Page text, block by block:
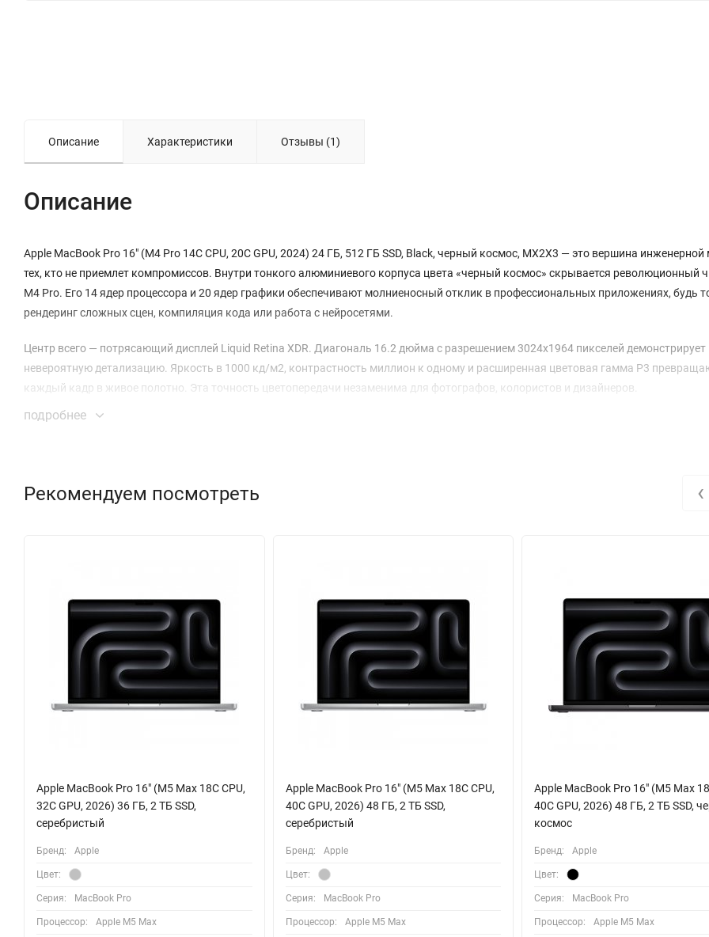
Описание Характеристики Отзывы (1)
Описание
Apple MacBook Pro 16" (M4 Pro 14C CPU, 20C GPU, 2024) 24 ГБ, 512 ГБ SSD, Black, черный космос, MX2X3 — это вершина
тех, кто не приемлет компромиссов. Внутри тонкого алюминиевого корпуса цвета «черный космос» скрывается революционный
M4 Pro. Его 14 ядер процессора и 20 ядер графики обеспечивают молниеносный отклик в профессиональных приложениях, будь
рендеринг сложных сцен, компиляция кода или работа с нейросетями.
Центр всего — потрясающий дисплей Liquid Retina XDR. Диагональ 16.2 дюйма с разрешением 3024x1964 пикселей демонстрирует
невероятную детализацию. Яркость в 1000 кд/м2, контрастность миллион к одному и расширенная цветовая гамма P3
каждый кадр в живое полотно. Эта точность цветопередачи незаменима для фотографов, колористов и дизайнеров.
Автономность ноутбука впечатляет: до 22 часов воспроизведения видео. Этому способствует энергоэффективная архитектура
Звуковая система — отдельный повод для гордости. Шесть динамиков, включая низкочастотные, создают объёмное
охлаждения, точный трекпад Force Touch и современные беспроводные модули Wi-Fi 6E и Bluetooth 5.3 завершают портрет
инструмента для созидания.
подробнее
Рекомендуем посмотреть
Apple MacBook Pro 16" (M5 Max 18C CPU,
32C GPU, 2026) 36 ГБ, 2 ТБ SSD,
серебристый
Бренд: Apple
Цвет:
Серия: MacBook Pro
Процессор: Apple M5 Max
Apple MacBook Pro 16" (M5 Max 18C CPU,
40C GPU, 2026) 48 ГБ, 2 ТБ SSD,
серебристый
Бренд: Apple
Цвет:
Серия: MacBook Pro
Процессор: Apple M5 Max
Apple MacBook Pro 16" (M5 Max
40C GPU, 2026) 48 ГБ, 2 ТБ SSD,
космос
Бренд: Apple
Цвет:
Серия: MacBook Pro
Процессор: Apple M5 Max
‹